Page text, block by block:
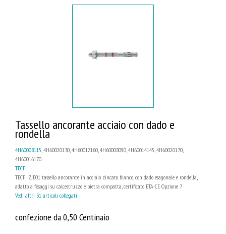
Tassello ancorante acciaio con dado e
rondella
4H60008115, 4H60020130, 4H60012160, 4H60008090, 4H60014145, 4H60020170,
4H60016170...
TECFI
TECFI ZJE01 tassello ancorante in acciaio zincato bianco, con dado esagonale e rondella,
adatto a fissaggi su calcestruzzo e pietra compatta, certificato ETA-CE Opzione 7
Vedi altri 31 articoli collegati
confezione da 0,50 Centinaio